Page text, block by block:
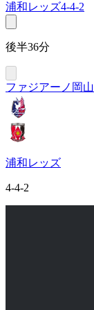
浦和レッズ4-4-2
後半36分
ファジアーノ岡山
浦和レッズ
4-4-2